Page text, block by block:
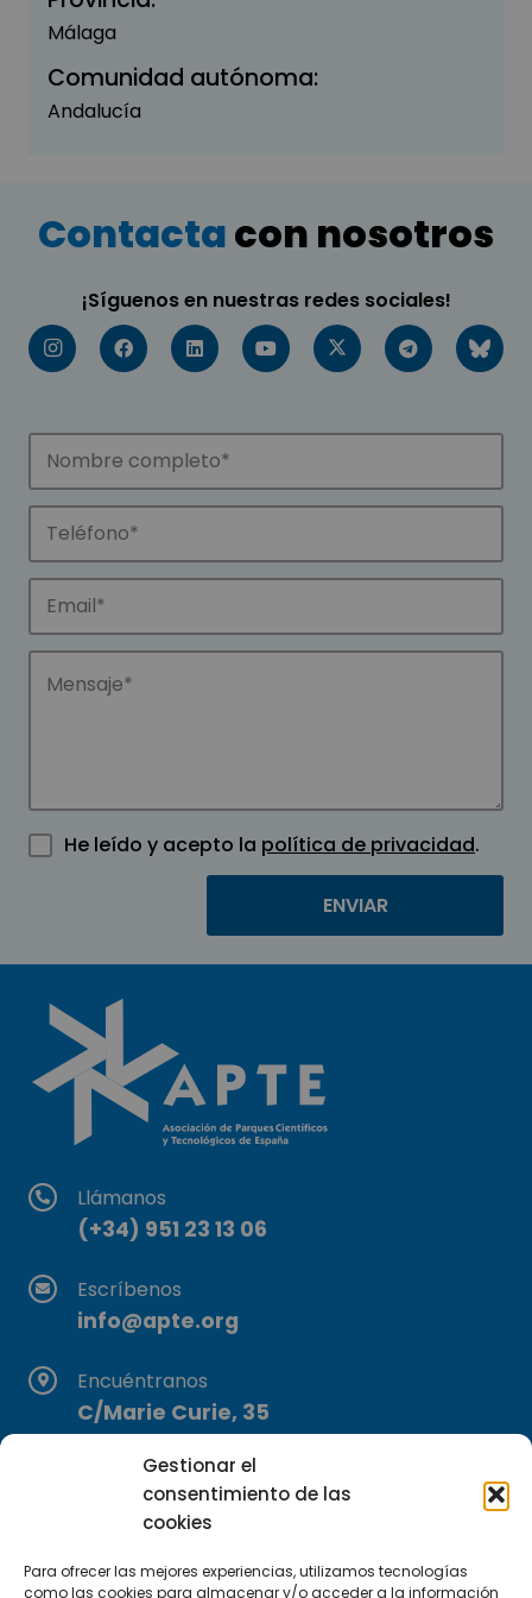
Gestionar el
consentimiento de las
cookies
Para ofrecer las mejores experiencias, utilizamos tecnologías
como las cookies para almacenar y/o acceder a la información
Málaga
Comunidad autónoma:
Andalucía
Contactacon nosotros
¡Síguenos en nuestras redes sociales!
He leído y acepto la política de privacidad.
Llámanos
(+34) 951 23 13 06
Escríbenos
info@apte.org
Encuéntranos
C/Marie Curie, 35